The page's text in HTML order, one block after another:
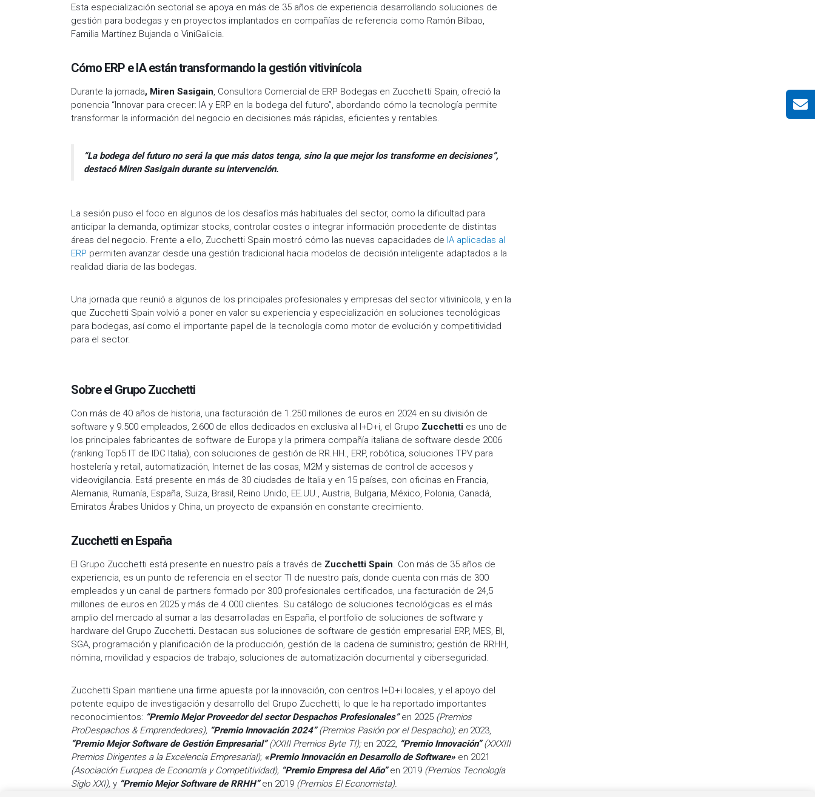
Esta especialización sectorial se apoya en más de 35 años de experiencia desarrollando soluciones de
gestión para bodegas y en proyectos implantados en compañías de referencia como Ramón Bilbao,
Familia Martínez Bujanda o ViniGalicia.
Cómo ERP e IA están transformando la gestión vitivinícola
Durante la jornada, Miren Sasigain, Consultora Comercial de ERP Bodegas en Zucchetti Spain, ofreció la
ponencia “Innovar para crecer: IA y ERP en la bodega del futuro”, abordando cómo la tecnología permite
transformar la información del negocio en decisiones más rápidas, eficientes y rentables.
“La bodega del futuro no será la que más datos tenga, sino la que mejor los transforme en decisiones”,
destacó Miren Sasigain durante su intervención.
La sesión puso el foco en algunos de los desafíos más habituales del sector, como la dificultad para
anticipar la demanda, optimizar stocks, controlar costes o integrar información procedente de distintas
áreas del negocio. Frente a ello, Zucchetti Spain mostró cómo las nuevas capacidades de IA aplicadas al
ERP permiten avanzar desde una gestión tradicional hacia modelos de decisión inteligente adaptados a la
realidad diaria de las bodegas.
Una jornada que reunió a algunos de los principales profesionales y empresas del sector vitivinícola, y en la
que Zucchetti Spain volvió a poner en valor su experiencia y especialización en soluciones tecnológicas
para bodegas, así como el importante papel de la tecnología como motor de evolución y competitividad
para el sector.
Sobre el Grupo Zucchetti
Con más de 40 años de historia, una facturación de 1.250 millones de euros en 2024 en su división de
software y 9.500 empleados, 2.600 de ellos dedicados en exclusiva al I+D+i, el Grupo Zucchetti es uno de
los principales fabricantes de software de Europa y la primera compañía italiana de software desde 2006
(ranking Top5 IT de IDC Italia), con soluciones de gestión de RR.HH., ERP, robótica, soluciones TPV para
hostelería y retail, automatización, Internet de las cosas, M2M y sistemas de control de accesos y
videovigilancia. Está presente en más de 30 ciudades de Italia y en 15 países, con oficinas en Francia,
Alemania, Rumanía, España, Suiza, Brasil, Reino Unido, EE.UU., Austria, Bulgaria, México, Polonia, Canadá,
Emiratos Árabes Unidos y China, un proyecto de expansión en constante crecimiento.
Zucchetti en España
El Grupo Zucchetti está presente en nuestro país a través de Zucchetti Spain. Con más de 35 años de
experiencia, es un punto de referencia en el sector TI de nuestro país, donde cuenta con más de 300
empleados y un canal de partners formado por 300 profesionales certificados, una facturación de 24,5
millones de euros en 2025 y más de 4.000 clientes. Su catálogo de soluciones tecnológicas es el más
amplio del mercado al sumar a las desarrolladas en España, el portfolio de soluciones de software y
hardware del Grupo Zucchetti. Destacan sus soluciones de software de gestión empresarial ERP, MES, BI,
SGA, programación y planificación de la producción, gestión de la cadena de suministro; gestión de RRHH,
nómina, movilidad y espacios de trabajo, soluciones de automatización documental y ciberseguridad.
Zucchetti Spain mantiene una firme apuesta por la innovación, con centros I+D+i locales, y el apoyo del
potente equipo de investigación y desarrollo del Grupo Zucchetti, lo que le ha reportado importantes
reconocimientos: “Premio Mejor Proveedor del sector Despachos Profesionales”en 2025 (Premios
ProDespachos & Emprendedores), “Premio Innovación 2024”(Premios Pasión por el Despacho); en2023,
“Premio Mejor Software de Gestión Empresarial”(XXIII Premios Byte TI);en 2022, “Premio Innovación”(XXXIII
Premios Dirigentes a la Excelencia Empresarial); «Premio Innovación en Desarrollo de Software» en 2021
(Asociación Europea de Economía y Competitividad), “Premio Empresa del Año”en 2019 (Premios Tecnología
Siglo XXI), y “Premio Mejor Software de RRHH”en 2019 (Premios El Economista).